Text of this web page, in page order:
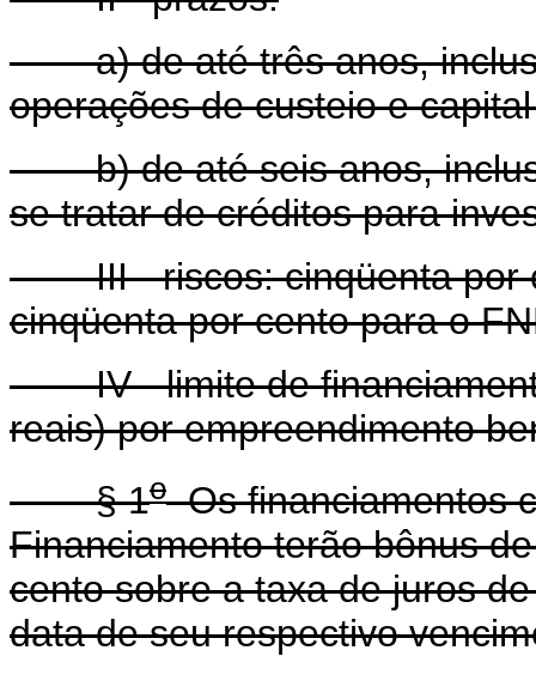
a) de até três anos,
operações de custeio e
b) de até seis anos,
se tratar de créditos para
III - riscos: cinqüenta por
cinqüenta por cento para o
IV - limite de
reais) por empreendimento
§ 1oOs financiamentos
Financiamento terão bônus
cento sobre a taxa de juros
data de seu respectivo